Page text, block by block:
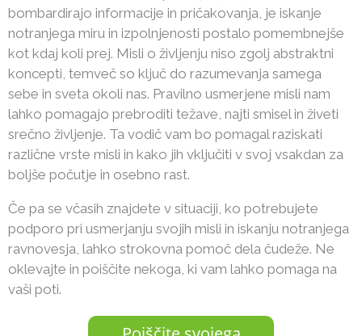
bombardirajo informacije in pričakovanja, je iskanje
notranjega miru in izpolnjenosti postalo pomembnejše
kot kdaj koli prej. Misli o življenju niso zgolj abstraktni
koncepti, temveč so ključ do razumevanja samega
sebe in sveta okoli nas. Pravilno usmerjene misli nam
lahko pomagajo prebroditi težave, najti smisel in živeti
srečno življenje. Ta vodič vam bo pomagal raziskati
različne vrste misli in kako jih vključiti v svoj vsakdan za
boljše počutje in osebno rast.
Če pa se včasih znajdete v situaciji, ko potrebujete
podporo pri usmerjanju svojih misli in iskanju notranjega
ravnovesja, lahko strokovna pomoč dela čudeže. Ne
oklevajte in poiščite nekoga, ki vam lahko pomaga na
vaši poti.